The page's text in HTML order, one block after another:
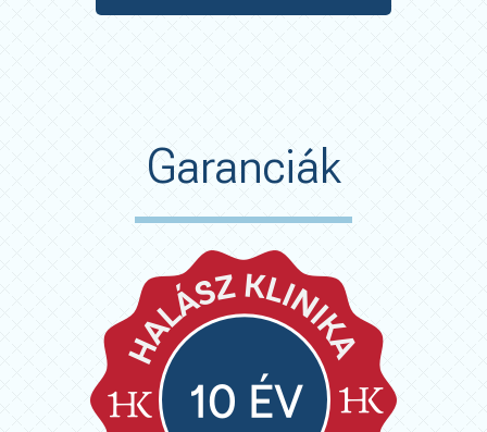
Garanciák